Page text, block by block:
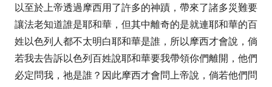
以至於上帝透過摩西用了許多的神蹟，帶來了諸多災難要
讓法老知道誰是耶和華，但其中離奇的是就連耶和華的百
姓以色列人都不太明白耶和華是誰，所以摩西才會說，倘
若我去告訴以色列百姓說耶和華要我帶領你們離開，他們
必定問我，祂是誰？因此摩西才會問上帝說，倘若他們問